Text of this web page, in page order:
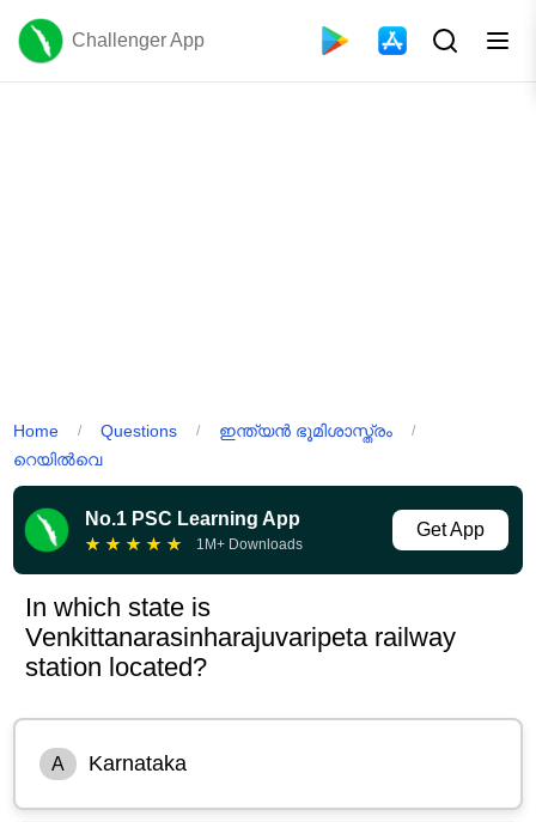
Challenger App
Home / Questions / ഇന്ത്യൻ ഭൂമിശാസ്ത്രം /
റെയിൽവെ
No.1 PSC Learning App
★ ★ ★ ★ ★ 1M+ Downloads
Get App
In which state is
Venkittanarasinharajuvaripeta railway
station located?
A Karnataka